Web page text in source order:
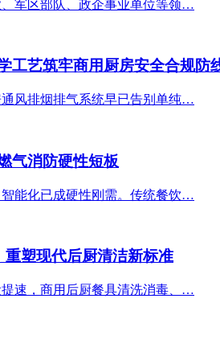
军区部队、政企事业单位等领…
工艺筑牢商用厨房安全合规防
风排烟排气系统早已告别单纯…
气消防硬性短板
能化已成硬性刚需。传统餐饮…
塑现代后厨清洁新标准
速，商用后厨餐具清洗消毒、…